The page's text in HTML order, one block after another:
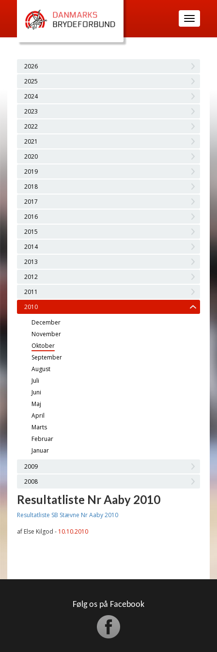
Toggle
navigation
2026
2025
2024
2023
2022
2021
2020
2019
2018
2017
2016
2015
2014
2013
2012
2011
2010
December
November
Oktober
September
August
Juli
Juni
Maj
April
Marts
Februar
Januar
2009
2008
Resultatliste Nr Aaby 2010
Resultatliste SB Stævne Nr Aaby 2010
af Else Kilgod - 10.10.2010
Følg os på Facebook